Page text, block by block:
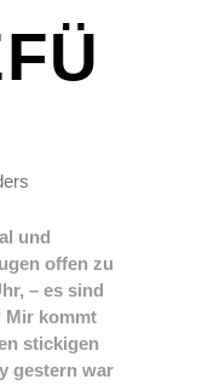
und
offen zu
– es sind
Mir kommt
stickigen
gestern war